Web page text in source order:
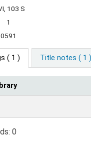
103 S
1
( 1 ) Title notes ( 1 )
0